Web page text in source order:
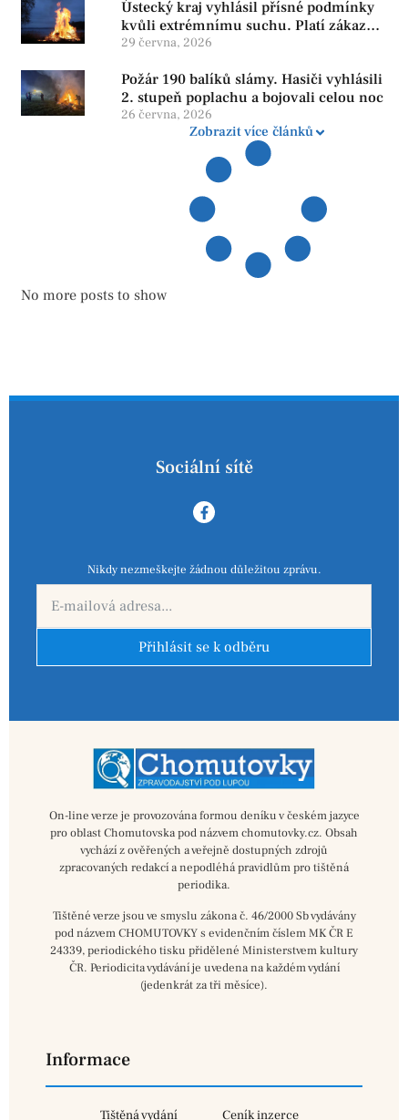
Ústecký kraj vyhlásil přísné podmínky
kvůli extrémnímu suchu. Platí zákaz
ohňů i pyrotechniky
29 června, 2026
Požár 190 balíků slámy. Hasiči vyhlásili
2. stupeň poplachu a bojovali celou noc
26 června, 2026
Zobrazit více článků
No more posts to show
Sociální sítě
Nikdy nezmeškejte žádnou důležitou zprávu.
Přihlásit se k odběru
On-line verze je provozována formou deníku v českém jazyce
pro oblast Chomutovska pod názvem chomutovky.cz. Obsah
vychází z ověřených a veřejně dostupných zdrojů
zpracovaných redakcí a nepodléhá pravidlům pro tištěná
periodika.
Tištěné verze jsou ve smyslu zákona č. 46/2000 Sb vydávány
pod názvem CHOMUTOVKY s evidenčním číslem MK ČR E
24339, periodického tisku přidělené Ministerstvem kultury
ČR. Periodicita vydávání je uvedena na každém vydání
(jedenkrát za tři měsíce).
Informace
Tištěná vydání Ceník inzerce